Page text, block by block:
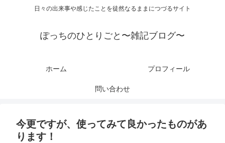
日々の出来事や感じたことを徒然なるままにつづるサイト
ぽっちのひとりごと〜雑記ブログ〜
ホーム プロフィール
問い合わせ
今更ですが、使ってみて良かったものがあ
ります！